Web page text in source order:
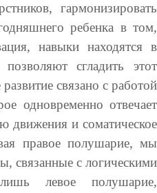
гармонизировать
ребенка в том,
навыки находятся в
сгладить этот
связано с работой
одновременно отвечает
движения и соматическое
правое полушарие, мы
связанные с логическими
левое полушарие,